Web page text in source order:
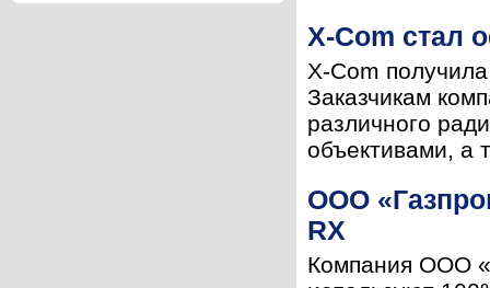
X-Com стал
X-Com
Заказчикам
различного
объективами, а
ООО
RX
Компания ООО